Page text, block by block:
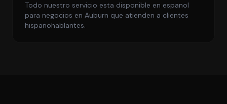
Todo nuestro servicio esta disponible en espanol
para negocios en Auburn que atienden a clientes
hispanohablantes.